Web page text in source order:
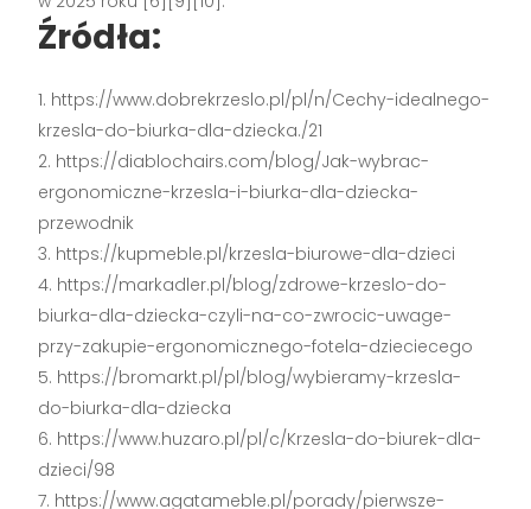
Źródła:
https://www.dobrekrzeslo.pl/pl/n/Cechy-idealnego-
krzesla-do-biurka-dla-dziecka./21
https://diablochairs.com/blog/Jak-wybrac-
ergonomiczne-krzesla-i-biurka-dla-dziecka-
przewodnik
https://kupmeble.pl/krzesla-biurowe-dla-dzieci
https://markadler.pl/blog/zdrowe-krzeslo-do-
biurka-dla-dziecka-czyli-na-co-zwrocic-uwage-
przy-zakupie-ergonomicznego-fotela-dzieciecego
https://bromarkt.pl/pl/blog/wybieramy-krzesla-
do-biurka-dla-dziecka
https://www.huzaro.pl/pl/c/Krzesla-do-biurek-dla-
dzieci/98
https://www.agatameble.pl/porady/pierwsze-